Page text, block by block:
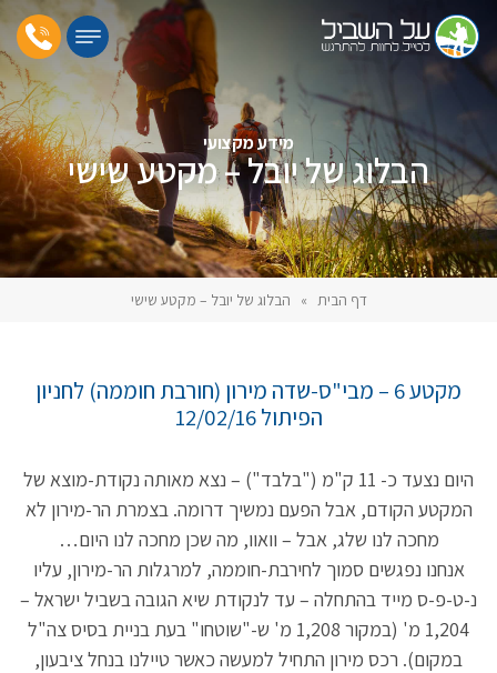
מידע מקצועי
הבלוג של יובל – מקטע שישי
דף הבית » הבלוג של יובל – מקטע שישי
מקטע 6 – מבי"ס-שדה מירון (חורבת חוממה) לחניון
הפיתול 12/02/16
היום נצעד כ- 11 ק"מ ("בלבד") – נצא מאותה נקודת-מוצא של
המקטע הקודם, אבל הפעם נמשיך דרומה. בצמרת הר-מירון לא
מחכה לנו שלג, אבל – וואוו, מה שכן מחכה לנו היום…
אנחנו נפגשים סמוך לחירבת-חוממה, למרגלות הר-מירון, עליו
נ-ט-פ-ס מייד בהתחלה – עד לנקודת שיא הגובה בשביל ישראל –
1,204 מ' (במקור 1,208 מ' ש-"שוטחו" בעת בניית בסיס צה"ל
במקום). רכס מירון התחיל למעשה כאשר טיילנו בנחל ציבעון,